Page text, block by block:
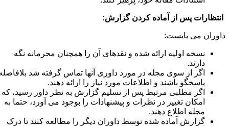
انتظارات پس از آماده کردن گزارش:
می بایست:
نسخه اولیه ارائه شده و نقدهای آن را همچنان محرمانه نگه
دارند.
اگر از سوی مجله در مورد داوری آنها تماس گرفته شد بلافاصله
پاسخگو باشند و اطلاعات مورد نیاز را ارائه دهند.
اگر مطلبی مرتبط پس از تسلیم گزارش به نظر داور رسید، که
امکان تغییر در نظرات و پیشنهادات را بوجود می آورد، حتما به
مجله اطلاع دهند.
گزارش آماده شده توسط داوران دیگر را مطالعه کنند تا درک